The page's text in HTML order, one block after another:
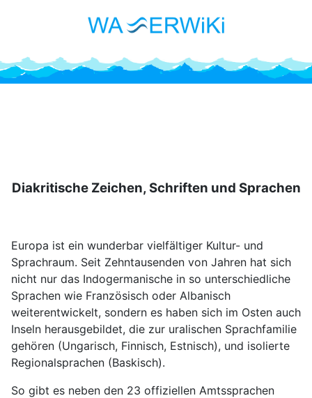
Diakritische Zeichen, Schriften und Sprachen
Europa ist ein wunderbar vielfältiger Kultur- und
Sprachraum. Seit Zehntausenden von Jahren hat sich
nicht nur das Indogermanische in so unterschiedliche
Sprachen wie Französisch oder Albanisch
weiterentwickelt, sondern es haben sich im Osten auch
Inseln herausgebildet, die zur uralischen Sprachfamilie
gehören (Ungarisch, Finnisch, Estnisch), und isolierte
Regionalsprachen (Baskisch).
So gibt es neben den 23 offiziellen Amtssprachen